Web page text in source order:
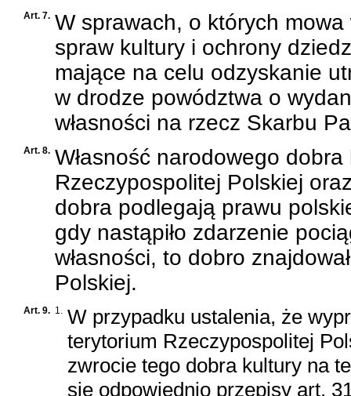
Art. 7. W sprawach, o których
spraw kultury i ochrony
mające na celu odzyskanie
w drodze powództwa o
własności na rzecz Skarbu
Art. 8. Własność narodowego
Rzeczypospolitej Polskiej
dobra podlegają prawu
gdy nastąpiło zdarzenie
własności, to dobro
Polskiej.
Art. 9. 1.
W przypadku ustalenia, że
terytorium Rzeczypospolitej
zwrocie tego dobra kultury na
się odpowiednio przepisy art.